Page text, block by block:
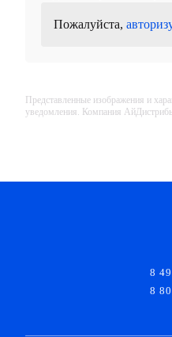
Пожалуйста,
Представленные изображения и
уведомления. Компания
8
8